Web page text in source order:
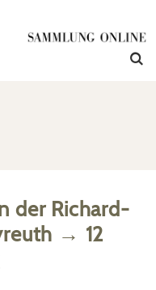
der Richard-
→ 12